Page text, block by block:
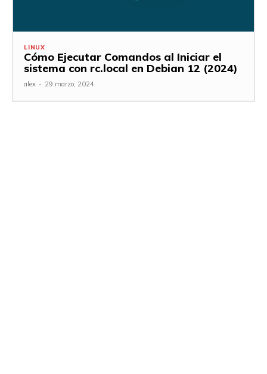
LINUX
Cómo Ejecutar Comandos al Iniciar el
sistema con rc.local en Debian 12 (2024)
alex - 29 marzo, 2024